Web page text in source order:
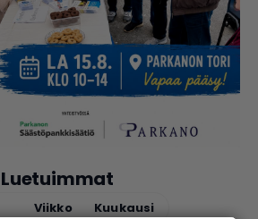
Luetuimmat
Viikko Kuukausi